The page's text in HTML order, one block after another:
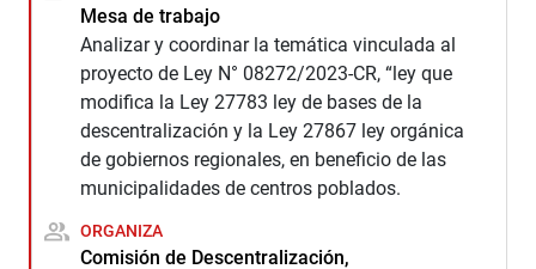
Mesa de trabajo
Analizar y coordinar la temática vinculada al
proyecto de Ley N° 08272/2023-CR, “ley que
modifica la Ley 27783 ley de bases de la
descentralización y la Ley 27867 ley orgánica
de gobiernos regionales, en beneficio de las
municipalidades de centros poblados.
ORGANIZA
Comisión de Descentralización,